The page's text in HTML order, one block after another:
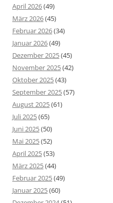
April 2026(49)
März 2026(45)
Februar 2026(34)
Januar 2026(49)
Dezember 2025(45)
November 2025(42)
Oktober 2025(43)
September 2025(57)
August 2025(61)
Juli 2025(65)
Juni 2025(50)
Mai 2025(52)
April 2025(53)
März 2025(44)
Februar 2025(49)
Januar 2025(60)